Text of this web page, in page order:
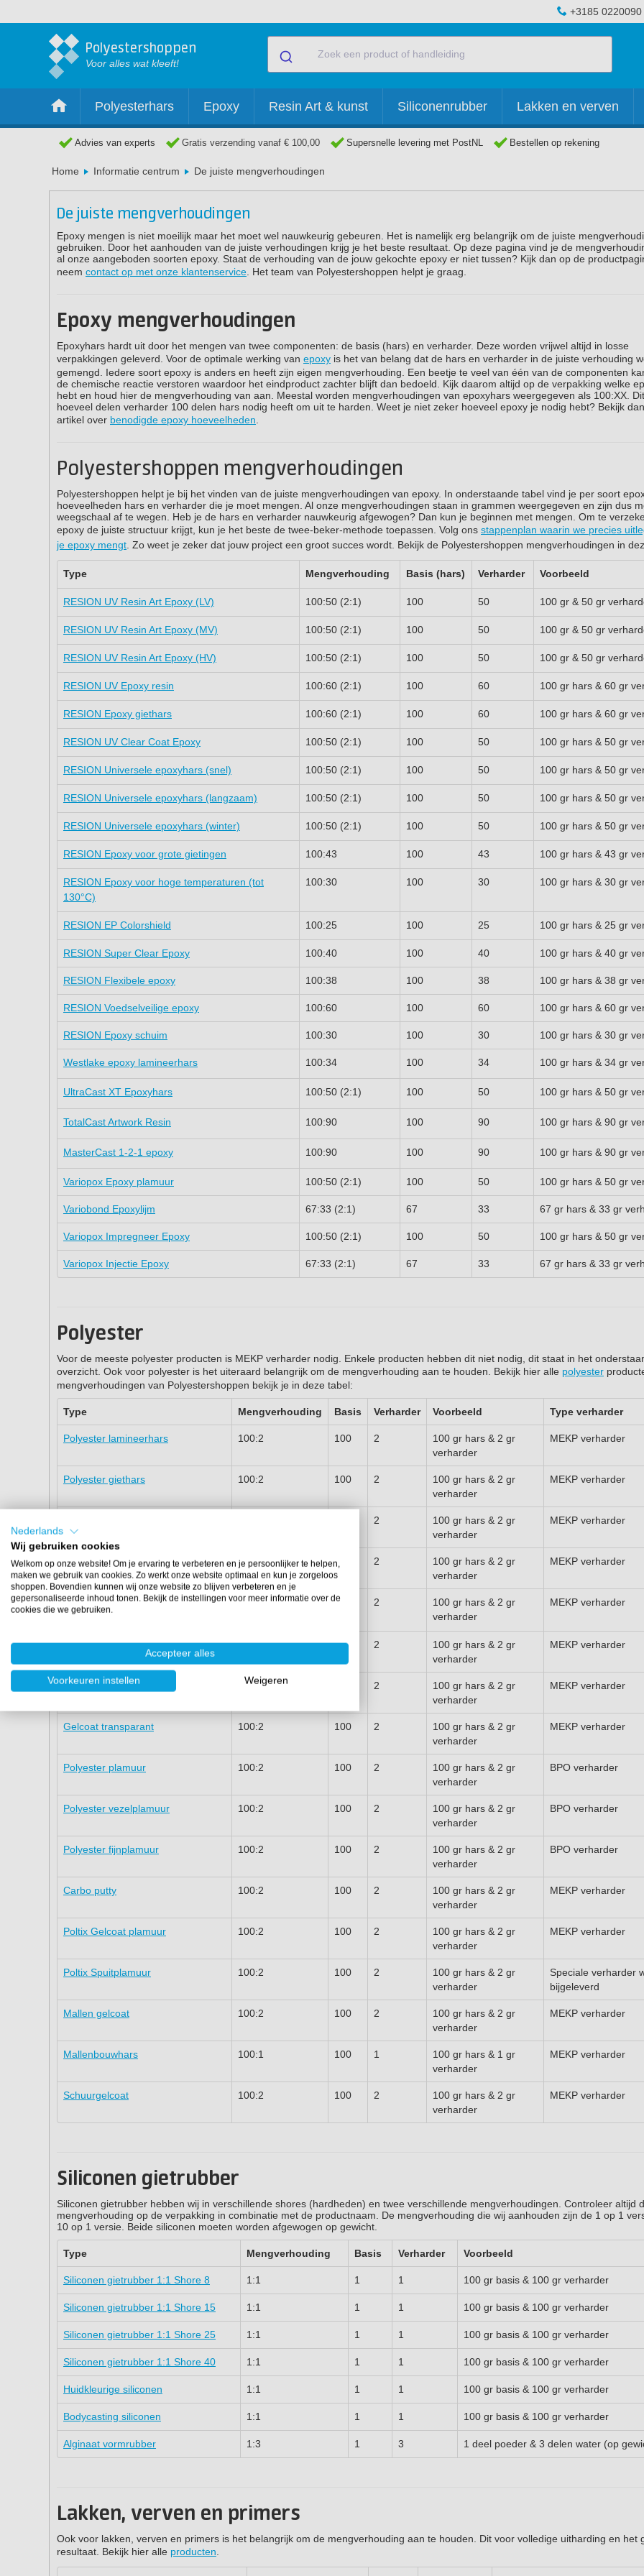
+3185 0220090
Polyestershoppen
Voor alles wat kleeft!
Polyesterhars Epoxy Resin Art & kunst Siliconenrubber Lakken en verven
Advies van experts Gratis verzending vanaf € 100,00 Supersnelle levering met PostNL Bestellen op rekening
Home Informatie centrum De juiste mengverhoudingen
De juiste mengverhoudingen
Epoxy mengen is niet moeilijk maar het moet wel nauwkeurig gebeuren. Het is namelijk erg belangrijk om de juiste
gebruiken. Door het aanhouden van de juiste verhoudingen krijg je het beste resultaat. Op deze pagina vind je de
al onze aangeboden soorten epoxy. Staat de verhouding van de jouw gekochte epoxy er niet tussen? Kijk dan op de
neem contact op met onze klantenservice . Het team van Polyestershoppen helpt je graag.
Epoxy mengverhoudingen
Epoxyhars hardt uit door het mengen van twee componenten: de basis (hars) en verharder. Deze worden vrijwel altijd in losse
verpakkingen geleverd. Voor de optimale werking van epoxy is het van belang dat de hars en verharder in de juiste verhouding
gemengd. Iedere soort epoxy is anders en heeft zijn eigen mengverhouding. Een beetje te veel van één van de componenten
de chemische reactie verstoren waardoor het eindproduct zachter blijft dan bedoeld. Kijk daarom altijd op de verpakking welke
hebt en houd hier de mengverhouding van aan. Meestal worden mengverhoudingen van epoxyhars weergegeven als 100:XX.
hoeveel delen verharder 100 delen hars nodig heeft om uit te harden. Weet je niet zeker hoeveel epoxy je nodig hebt? Bekijk
artikel over benodigde epoxy hoeveelheden
Polyestershoppen mengverhoudingen
Polyestershoppen helpt je bij het vinden van de juiste mengverhoudingen van epoxy. In onderstaande tabel vind je per soort
hoeveelheden hars en verharder die je moet mengen. Al onze mengverhoudingen staan in grammen weergegeven en zijn dus
weegschaal af te wegen. Heb je de hars en verharder nauwkeurig afgewogen? Dan kun je beginnen met mengen. Om te
epoxy de juiste structuur krijgt, kun je het beste de twee-beker-methode toepassen. Volg ons stappenplan waarin we precies
je epoxy mengt . Zo weet je zeker dat jouw project een groot succes wordt. Bekijk de Polyestershoppen mengverhoudingen in
Type Mengverhouding Basis (hars) Verharder Voorbeeld
RESION UV Resin Art Epoxy (LV) 100:50 (2:1) 100 50 100 gr & 50 gr
RESION UV Resin Art Epoxy (MV) 100:50 (2:1) 100 50 100 gr & 50 gr
RESION UV Resin Art Epoxy (HV) 100:50 (2:1) 100 50 100 gr & 50 gr
RESION UV Epoxy resin 100:60 (2:1) 100 60 100 gr hars & 60 gr
RESION Epoxy giethars 100:60 (2:1) 100 60 100 gr hars & 60 gr
RESION UV Clear Coat Epoxy 100:50 (2:1) 100 50 100 gr hars & 50 gr
RESION Universele epoxyhars (snel) 100:50 (2:1) 100 50 100 gr hars & 50 gr
RESION Universele epoxyhars (langzaam) 100:50 (2:1) 100 50 100 gr hars & 50 gr
RESION Universele epoxyhars (winter) 100:50 (2:1) 100 50 100 gr hars & 50 gr
RESION Epoxy voor grote gietingen 100:43 100 43 100 gr hars & 43 gr
RESION Epoxy voor hoge temperaturen (tot
130°C)
100:30 100 30 100 gr hars & 30 gr
RESION EP Colorshield 100:25 100 25 100 gr hars & 25 gr
RESION Super Clear Epoxy 100:40 100 40 100 gr hars & 40 gr
RESION Flexibele epoxy 100:38 100 38 100 gr hars & 38 gr
RESION Voedselveilige epoxy 100:60 100 60 100 gr hars & 60 gr
RESION Epoxy schuim 100:30 100 30 100 gr hars & 30 gr
Westlake epoxy lamineerhars 100:34 100 34 100 gr hars & 34 gr
UltraCast XT Epoxyhars 100:50 (2:1) 100 50 100 gr hars & 50 gr
TotalCast Artwork Resin 100:90 100 90 100 gr hars & 90 gr
MasterCast 1-2-1 epoxy 100:90 100 90 100 gr hars & 90 gr
Variopox Epoxy plamuur 100:50 (2:1) 100 50 100 gr hars & 50 gr
Variobond Epoxylijm 67:33 (2:1) 67 33 67 gr hars & 33 gr
Variopox Impregneer Epoxy 100:50 (2:1) 100 50 100 gr hars & 50 gr
Variopox Injectie Epoxy 67:33 (2:1) 67 33 67 gr hars & 33 gr
Polyester
Voor de meeste polyester producten is MEKP verharder nodig. Enkele producten hebben dit niet nodig, dit staat in het
overzicht. Ook voor polyester is het uiteraard belangrijk om de mengverhouding aan te houden. Bekijk hier alle polyester
mengverhoudingen van Polyestershoppen bekijk je in deze tabel:
Type Mengverhouding Basis Verharder Voorbeeld Type verharder
Polyester lamineerhars 100:2 100 2
100 gr hars & 2 gr
verharder
MEKP verharder
Polyester giethars 100:2 100 2
100 gr hars & 2 gr
verharder
MEKP verharder
2
100 gr hars & 2 gr
verharder
MEKP verharder
ISO-NPG Topcoat in kleur 100:2 100 2
100 gr hars & 2 gr
verharder
MEKP verharder
NPG Polyester topcoat voor
zwembaden
100:2 100 2
100 gr hars & 2 gr
verharder
MEKP verharder
ISO-NPG Gelcoat in kleur 100:2 100 2
100 gr hars & 2 gr
verharder
MEKP verharder
Topcoat transparant 100:2 2
100 gr hars & 2 gr
verharder
MEKP verharder
Gelcoat transparant 100:2 100 2
100 gr hars & 2 gr
verharder
MEKP verharder
Polyester plamuur 100:2 100 2
100 gr hars & 2 gr
verharder
BPO verharder
Polyester vezelplamuur 100:2 100 2
100 gr hars & 2 gr
verharder
BPO verharder
Polyester fijnplamuur 100:2 100 2
100 gr hars & 2 gr
verharder
BPO verharder
Carbo putty 100:2 100 2
100 gr hars & 2 gr
verharder
MEKP verharder
Poltix Gelcoat plamuur 100:2 100 2
100 gr hars & 2 gr
verharder
MEKP verharder
Poltix Spuitplamuur 100:2 100 2
100 gr hars & 2 gr
verharder
Speciale verharder
bijgeleverd
Mallen gelcoat 100:2 100 2
100 gr hars & 2 gr
verharder
MEKP verharder
Mallenbouwhars 100:1 100 1
100 gr hars & 1 gr
verharder
MEKP verharder
Schuurgelcoat 100:2 100 2
100 gr hars & 2 gr
verharder
MEKP verharder
Siliconen gietrubber
Siliconen gietrubber hebben wij in verschillende shores (hardheden) en twee verschillende mengverhoudingen. Controleer altijd
mengverhouding op de verpakking in combinatie met de productnaam. De mengverhouding die wij aanhouden zijn de 1 op 1
10 op 1 versie. Beide siliconen moeten worden afgewogen op gewicht.
Type Mengverhouding Basis Verharder Voorbeeld
Siliconen gietrubber 1:1 Shore 8 1:1 1 1 100 gr basis & 100 gr verharder
Siliconen gietrubber 1:1 Shore 15 1:1 1 1 100 gr basis & 100 gr verharder
Siliconen gietrubber 1:1 Shore 25 1:1 1 1 100 gr basis & 100 gr verharder
Siliconen gietrubber 1:1 Shore 40 1:1 1 1 100 gr basis & 100 gr verharder
Huidkleurige siliconen 1:1 1 1 100 gr basis & 100 gr verharder
Bodycasting siliconen 1:1 1 1 100 gr basis & 100 gr verharder
Alginaat vormrubber 1:3 1 3 1 deel poeder & 3 delen water (op
Lakken, verven en primers
Ook voor lakken, verven en primers is het belangrijk om de mengverhouding aan te houden. Dit voor volledige uitharding en het
resultaat. Bekijk hier alle producten
Nederlands
Wij gebruiken cookies
Welkom op onze website! Om je ervaring te verbeteren en je persoonlijker te helpen,
maken we gebruik van cookies. Zo werkt onze website optimaal en kun je zorgeloos
shoppen. Bovendien kunnen wij onze website zo blijven verbeteren en je
gepersonaliseerde inhoud tonen. Bekijk de instellingen voor meer informatie over de
cookies die we gebruiken.
Accepteer alles
Voorkeuren instellen Weigeren